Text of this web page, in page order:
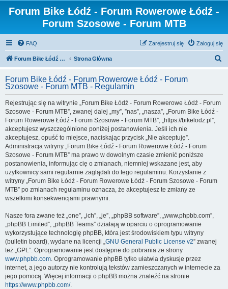
Forum Bike Łódź - Forum Rowerowe Łódź -
Forum Szosowe - Forum MTB
FAQ Zaloguj się
Zarejestruj się
Forum Bike Łódź - Forum Rowerowe Łódź - Forum Szosowe - Forum MTB Strona Główna
k
Forum Bike Łódź - Forum Rowerowe Łódź - Forum
Szosowe - Forum MTB - Regulamin
Rejestrując się na witrynie „Forum Bike Łódź - Forum Rowerowe Łódź - Forum
Szosowe - Forum MTB”, zwanej dalej „my”, ”nas”, „nasza”, „Forum Bike Łódź -
Forum Rowerowe Łódź - Forum Szosowe - Forum MTB”, „https://bikelodz.pl”,
akceptujesz wyszczególnione poniżej postanowienia. Jeśli ich nie
akceptujesz, opuść to miejsce, naciskając przycisk „Nie akceptuję”.
Administracja witryny „Forum Bike Łódź - Forum Rowerowe Łódź - Forum
Szosowe - Forum MTB” ma prawo w dowolnym czasie zmienić poniższe
postanowienia, informując cię o zmianach, niemniej wskazane jest, aby
użytkownicy sami regularnie zaglądali do tego regulaminu. Korzystanie z
witryny „Forum Bike Łódź - Forum Rowerowe Łódź - Forum Szosowe - Forum
MTB” po zmianach regulaminu oznacza, że akceptujesz te zmiany ze
wszelkimi konsekwencjami prawnymi.
Nasze fora zwane też „one”, „ich”, „je”, „phpBB software”, „www.phpbb.com”,
„phpBB Limited”, „phpBB Teams” działają w oparciu o oprogramowanie
wykorzystujące technologię phpBB, która jest środowiskiem typu witryny
(bulletin board), wydane na licencji „GNU General Public License v2” zwanej
też „GPL”. Oprogramowanie jest dostępne do pobrania ze strony
www.phpbb.com. Oprogramowanie phpBB tylko ułatwia dyskusje przez
internet, a jego autorzy nie kontrolują tekstów zamieszczanych w internecie za
jego pomocą. Więcej informacji o phpBB można znaleźć na stronie
https://www.phpbb.com/.